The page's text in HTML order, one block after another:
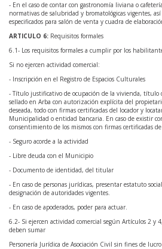
- En el caso de contar con gastronomía liviana o
normativas de salubridad y bromatológicas vigentes,
especificados para salón de venta y cuadra de
ARTICULO 6: Requisitos formales
6.1- Los requisitos formales a cumplir por los
Si no ejercen actividad comercial:
- Inscripción en el Registro de Espacios Culturales
- Título justificativo de ocupación de la vivienda, título
sellado en Arba con autorización explícita del
deseada, todo con firmas certificadas del locador y
Municipalidad o entidad bancaria. En caso de existir
consentimiento de los mismos con firmas certificadas
- Seguro acorde a la actividad
- Libre deuda con el Municipio
- Documento de identidad, del titular
- En caso de personas jurídicas, presentar estatuto
designación de autoridades vigentes.
- En caso de apoderados, poder para actuar.
6.2- Si ejercen actividad comercial según Artículos 2 y
deben sumar
Personería Jurídica de Asociación Civil sin fines de